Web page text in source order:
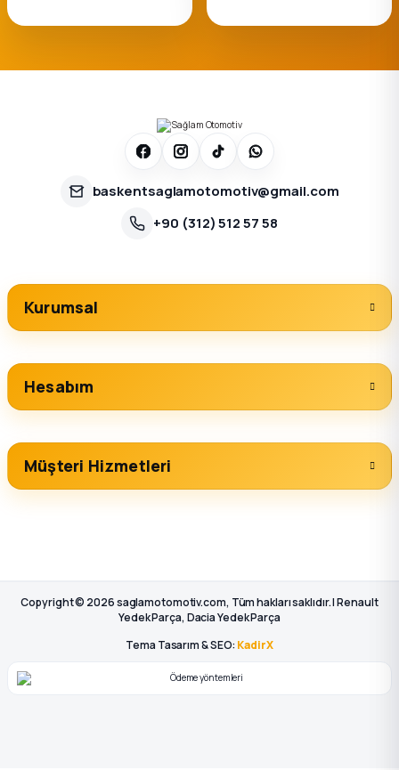
baskentsaglamotomotiv@gmail.com
+90 (312) 512 57 58
Kurumsal
Hesabım
Müşteri Hizmetleri
Copyright © 2026 saglamotomotiv.com, Tüm hakları saklıdır. | Renault
Yedek Parça, Dacia Yedek Parça
Tema Tasarım & SEO: KadirX